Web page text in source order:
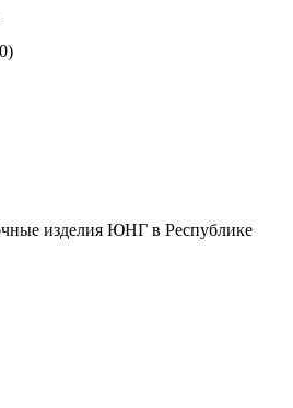
изделия ЮНГ в Республике